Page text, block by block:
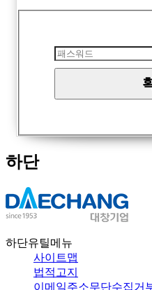
하단
하단유틸메뉴
사이트맵
법적고지
이메일주소무단수집거